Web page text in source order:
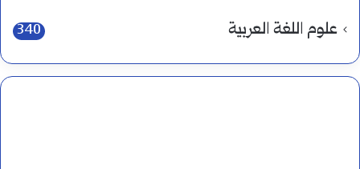
علوم اللغة العربية 340